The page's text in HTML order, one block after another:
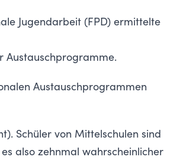
Jugendarbeit (FPD)ermittelte
Austauschprogramme.
Austauschprogrammen
Schüler von Mittelschulen sind
also zehnmal wahrscheinlicher